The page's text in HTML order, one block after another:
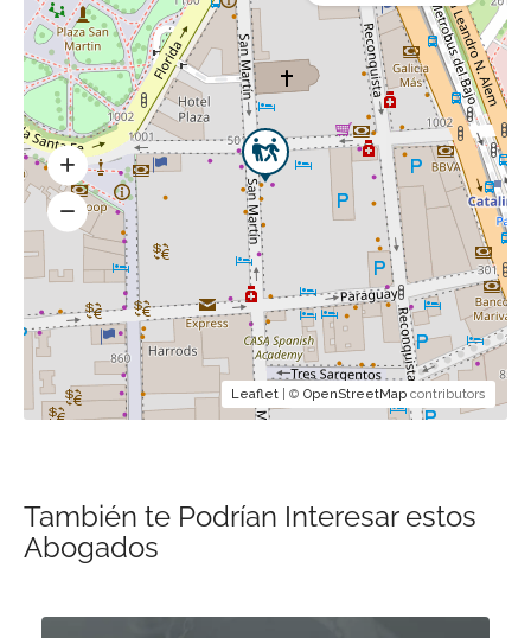
Leaflet | © OpenStreetMap contributors
También te Podrían Interesar estos
Abogados